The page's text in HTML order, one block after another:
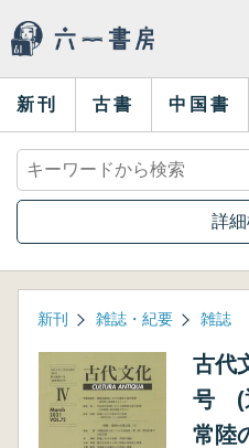
新刊 古書 中国書
詳
新刊 雑誌・紀要 雑誌
古代
号 (
常陸